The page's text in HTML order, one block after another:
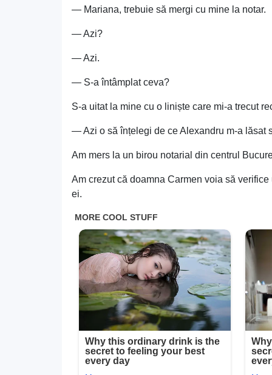
— Mariana, trebuie să mergi cu mine la notar.
— Azi?
— Azi.
— S-a întâmplat ceva?
S-a uitat la mine cu o liniște care mi-a trecut
— Azi o să înțelegi de ce Alexandru m-a lăsat
Am mers la un birou notarial din centrul
Am crezut că doamna Carmen voia să
ei.